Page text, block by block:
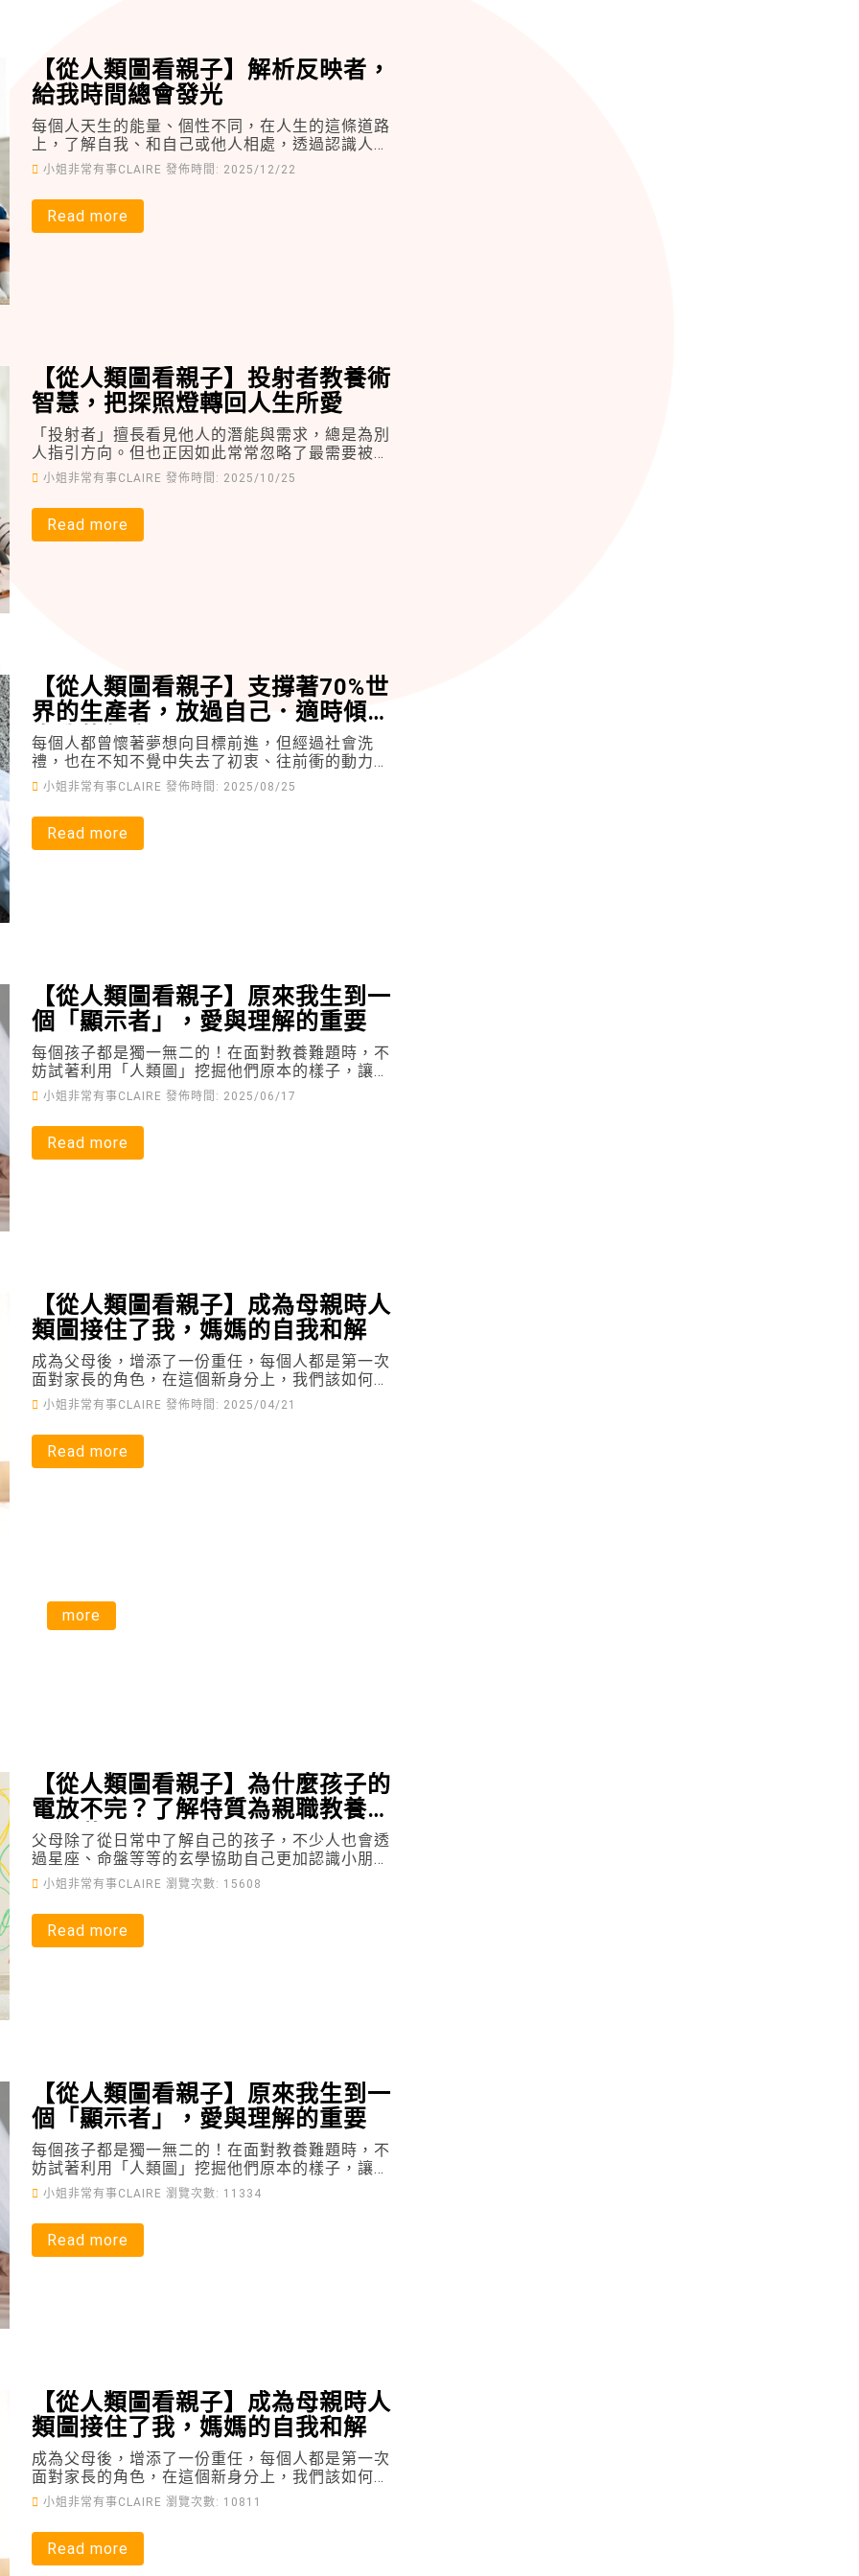
【從人類圖看親子】解析反映者，
給我時間總會發光
每個人天生的能量、個性不同，在人生的這條道路
上，了解自我、和自己或他人相處，透過認識人類
圖，更能為自己找到相處法則。
小姐非常有事CLAIRE 發佈時間: 2025/12/22
Read more
【從人類圖看親子】投射者教養術
智慧，把探照燈轉回人生所愛
「投射者」擅長看見他人的潛能與需求，總是為別
人指引方向。但也正因如此常常忽略了最需要被照
亮的，其實是自己。而身為爸爸媽媽面對身為投射
者的自己和孩子，又該如何自處、育兒呢？
小姐非常有事CLAIRE 發佈時間: 2025/10/25
Read more
【從人類圖看親子】支撐著70%世
界的生產者，放過自己．適時傾聽
自我的聲音
每個人都曾懷著夢想向目標前進，但經過社會洗
禮，也在不知不覺中失去了初衷、往前衝的動力，
此時，透過認識自我更能重新找回自己的人生意
小姐非常有事CLAIRE 發佈時間: 2025/08/25
Read more
【從人類圖看親子】原來我生到一
個「顯示者」，愛與理解的重要
每個孩子都是獨一無二的！在面對教養難題時，不
妨試著利用「人類圖」挖掘他們原本的樣子，讓親
子關係更上一層樓！
小姐非常有事CLAIRE 發佈時間: 2025/06/17
Read more
【從人類圖看親子】成為母親時人
類圖接住了我，媽媽的自我和解
成為父母後，增添了一份重任，每個人都是第一次
面對家長的角色，在這個新身分上，我們該如何自
我和解，重新找回自己的人生方向？
小姐非常有事CLAIRE 發佈時間: 2025/04/21
Read more
more
【從人類圖看親子】為什麼孩子的
電放不完？了解特質為親職教養錦
上添花
父母除了從日常中了解自己的孩子，不少人也會透
過星座、命盤等等的玄學協助自己更加認識小朋
友，以打造良好的親子關係，為教養增添助力。
小姐非常有事CLAIRE 瀏覽次數: 15608
Read more
【從人類圖看親子】原來我生到一
個「顯示者」，愛與理解的重要
每個孩子都是獨一無二的！在面對教養難題時，不
妨試著利用「人類圖」挖掘他們原本的樣子，讓親
子關係更上一層樓！
小姐非常有事CLAIRE 瀏覽次數: 11334
Read more
【從人類圖看親子】成為母親時人
類圖接住了我，媽媽的自我和解
成為父母後，增添了一份重任，每個人都是第一次
面對家長的角色，在這個新身分上，我們該如何自
我和解，重新找回自己的人生方向？
小姐非常有事CLAIRE 瀏覽次數: 10811
Read more